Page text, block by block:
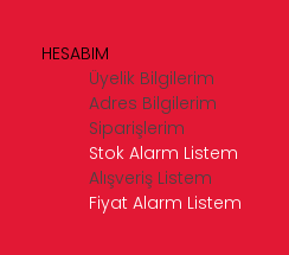
HESABIM
Üyelik Bilgilerim
Adres Bilgilerim
Siparişlerim
Stok Alarm Listem
Alışveriş Listem
Fiyat Alarm Listem